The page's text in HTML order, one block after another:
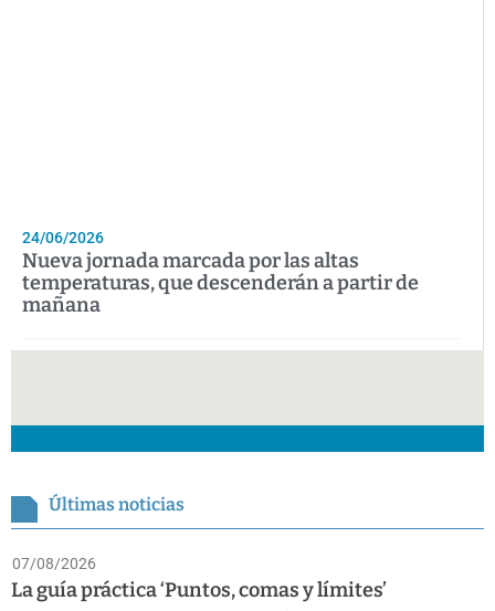
24/06/2026
Nueva jornada marcada por las altas
temperaturas, que descenderán a partir de
mañana
Últimas noticias
07/08/2026
La guía práctica ‘Puntos, comas y límites’